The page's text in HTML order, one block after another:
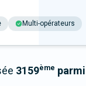
Multi-opérateurs
3159ème